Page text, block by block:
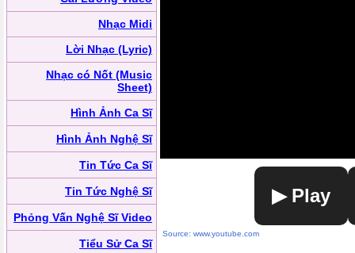
Nhạc Midi
Lời Nhạc (Lyric)
Nhạc có Nốt (Music
Sheet)
Hình Ảnh Ca Sĩ
Hình Ảnh Nghệ Sĩ
Tin Tức Ca Sĩ
Tin Tức Nghệ Sĩ
Phỏng Vấn Nghệ Sĩ Video
Tiểu Sử Ca Sĩ
▶ Play
Source: www.youtube.com